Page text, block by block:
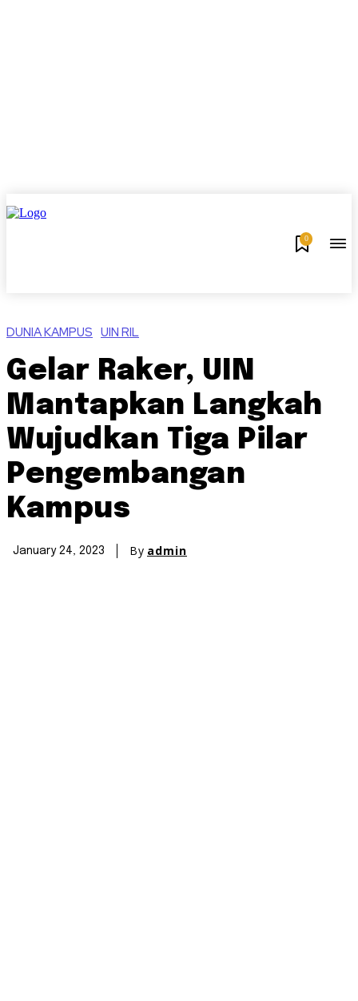
0
DUNIA KAMPUS UIN RIL
Gelar Raker, UIN
Mantapkan Langkah
Wujudkan Tiga Pilar
Pengembangan
Kampus
January 24, 2023 By admin